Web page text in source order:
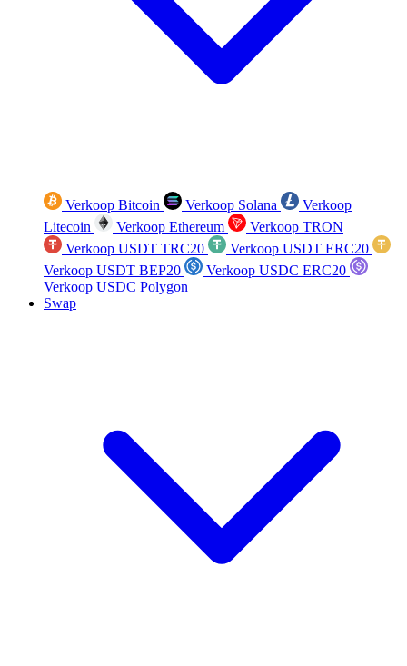
Verkoop Bitcoin Verkoop Solana
Verkoop
Litecoin
Verkoop Ethereum
Verkoop TRON
Verkoop USDT TRC20
Verkoop USDT ERC20
Verkoop USDT BEP20
Verkoop USDC ERC20
Verkoop USDC Polygon
Swap